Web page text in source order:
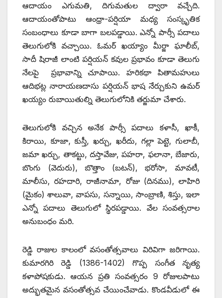
ఆదాయం ఎగుమతి, దిగుమతుల ద్వారా వచ్చేది.
ఆదాయంతోపాటు ఆంధ్రా-పర్షియా మధ్య సంస్కృతిక
సంబంధాలు కూడా బాగా బలపడ్డాయి. ఎన్నో పార్సీ పదాలు
తెలుగులోకి వచ్చాయి. ఓమర్‌ ‌ఖయ్యాం మీర్జా ఘాలీబ్‌,
‌సాదీ షిరాజీ లాంటి పర్షియన్‌ ‌కవుల ప్రభావం కూడా తెలుగు
నేలపై ప్రభావాన్ని చూపాయి. హరికథా పితామహులు
ఆదిభట్ల నారాయణదాసు పర్షియన్‌ ‌భాష నేర్చుకుని ఉమర్‌
‌ఖయ్యం రుబాయితుల్ని తెలుగులోనికి తర్జుమా చేశారు.
తెలుగులోకి వచ్చిన అనేక పార్సీ పదాలు కళాసీ, ఖాకీ,
కిరాయి, కూజా, కుస్తీ, ఖర్చు, ఖరీదు, గల్లా పెట్టె, గులాబీ,
జమా ఖర్చు, తాకట్టు, దస్తావేజు, పహరా, ఫలానా, బేజారు,
బొంగు (వెదురు), బొత్తాం (బటన్‌), ‌భరోసా, మావటీ,
మాలీసు, రహదారి, రాజీనామా, రోజు (దినము), లాహిరి
(మైకం) శాలువా, వాపసు, సన్నాయి, సాంబ్రాణి, శిస్తు, ఇలా
ఎన్నో పదాలు తెలుగులో స్థిరపడ్డాయి. వేల సంవత్సరాల
అనుబంధం మరి.
రెడ్డి రాజుల కాలంలో వసంతోత్సవాలు విరివిగా జరిగాయి.
కుమారగిరి రెడ్డి (1386-1402) గొప్ప సంగీత నృత్య
కళాపోషకుడు. ఆయన ప్రతి సంవత్సరం 9 రోజులపాటు
అద్భుతమైన వసంతోత్సవ చేయించేవాడు. కొండవీడులో ఈ